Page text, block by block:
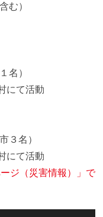
む）
名）
にて活動
３名）
にて活動
ジ（災害情報）」で